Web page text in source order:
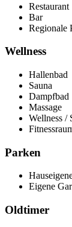
Restaurant
Bar
Regionale
Wellness
Hallenbad
Sauna
Dampfbad
Massage
Wellness /
Parken
Eigene
Oldtimer